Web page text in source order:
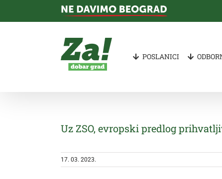
POSLANICI
Uz ZSO, evropski predlog
17. 03. 2023.